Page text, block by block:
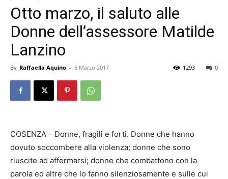
Otto marzo, il saluto alle
Donne dell’assessore Matilde
Lanzino
By Raffaella Aquino - 6 Marzo 2017 0
1293
COSENZA – Donne, fragili e forti. Donne che hanno
dovuto soccombere alla violenza; donne che sono
riuscite ad affermarsi; donne che combattono con la
parola ed altre che lo fanno silenziosamente e sulle cui